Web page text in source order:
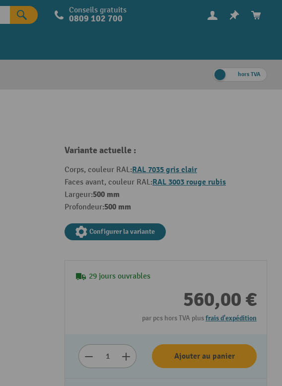
Conseils gratuits
0809 102 700
hors TVA
Variante actuelle :
Corps, couleur RAL:RAL 7035 gris clair
Faces avant, couleur RAL:RAL 3003 rouge rubis
Largeur:500 mm
Profondeur:500 mm
Configurer la variante
29 jours ouvrables
560,00 €
par pcs hors TVA plusfrais d'expédition
Ajouter au panier